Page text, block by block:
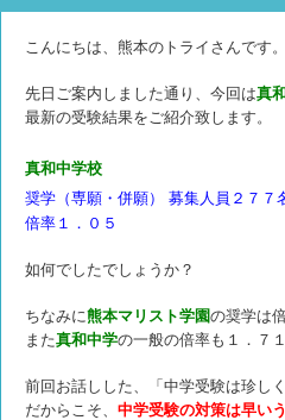
こんにちは、熊本のトライさんです。
先日ご案内しました通り、今回は真
最新の受験結果をご紹介致します。
真和中学校
奨学（専願・併願） 募集人員２７
倍率１．０５
如何でしたでしょうか？
ちなみに熊本マリスト学園の奨学は
また真和中学の一般の倍率も１．７
前回お話しした、「中学受験は珍し
だからこそ、 中学受験の対策は早い